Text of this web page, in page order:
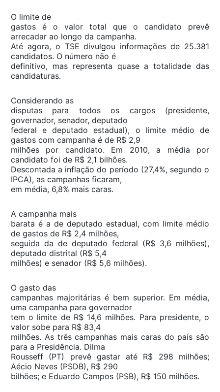
O limite de
gastos é o valor total que o candidato prevê
arrecadar ao longo da campanha.
Até agora, o TSE divulgou informações de 25.381
candidatos. O número não é
definitivo, mas representa quase a totalidade das
candidaturas.
Considerando as
disputas para todos os cargos (presidente,
governador, senador, deputado
federal e deputado estadual), o limite médio de
gastos com campanha é de R$ 2,9
milhões por candidato. Em 2010, a média por
candidato foi de R$ 2,1 bilhões.
Descontada a inflação do período (27,4%, segundo o
IPCA), as campanhas ficaram,
em média, 6,8% mais caras.
A campanha mais
barata é a de deputado estadual, com limite médio
de gastos de R$ 2,4 milhões,
seguida da de deputado federal (R$ 3,6 milhões),
deputado distrital (R$ 5,4
milhões) e senador (R$ 5,6 milhões).
O gasto das
campanhas majoritárias é bem superior. Em média,
uma campanha para governador
tem o limite de R$ 14,6 milhões. Para presidente, o
valor sobe para R$ 83,4
milhões. As três campanhas mais caras do país são
para a Presidência. Dilma
Rousseff (PT) prevê gastar até R$ 298 milhões;
Aécio Neves (PSDB), R$ 290
bilhões; e Eduardo Campos (PSB), R$ 150 milhões.